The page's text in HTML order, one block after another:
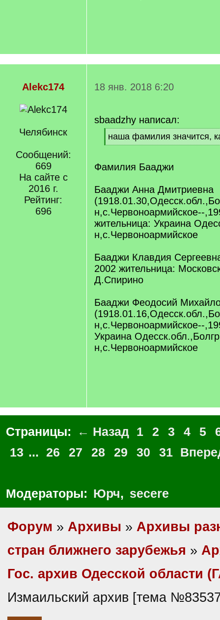
Alekc174
Челябинск
Сообщений:
669
На сайте с
2016 г.
Рейтинг:
696
18 янв. 2018 6:20
sbaadzhy написал:
[
q
наша фамилия значится,
[
q
]
Фамилия Бааджи
Бааджи Анна Дмитриевна
н,с.Червоноармийское--
жительница: Украина
н,с.Червоноармийское
Бааджи Клавдия
2002 жительница:
Д.Спирино
Бааджи Феодосий
н,с.Червоноармийское--
Украина
н,с.Червоноармийское
Страницы: ← Назад 1 2 3 4 5
13 ... 26 27 28 29 30 31
Модераторы: Юрч, secere
Форум » Архивы » Архивы
стран ближнего зарубежья »
Гос. архив Одесской области
Измаильский архив [тема